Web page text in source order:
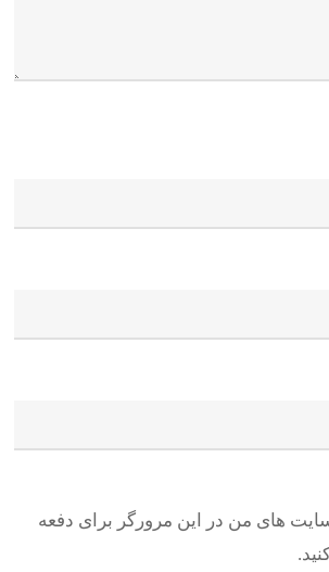
های من در این مرورگر برای دفعه